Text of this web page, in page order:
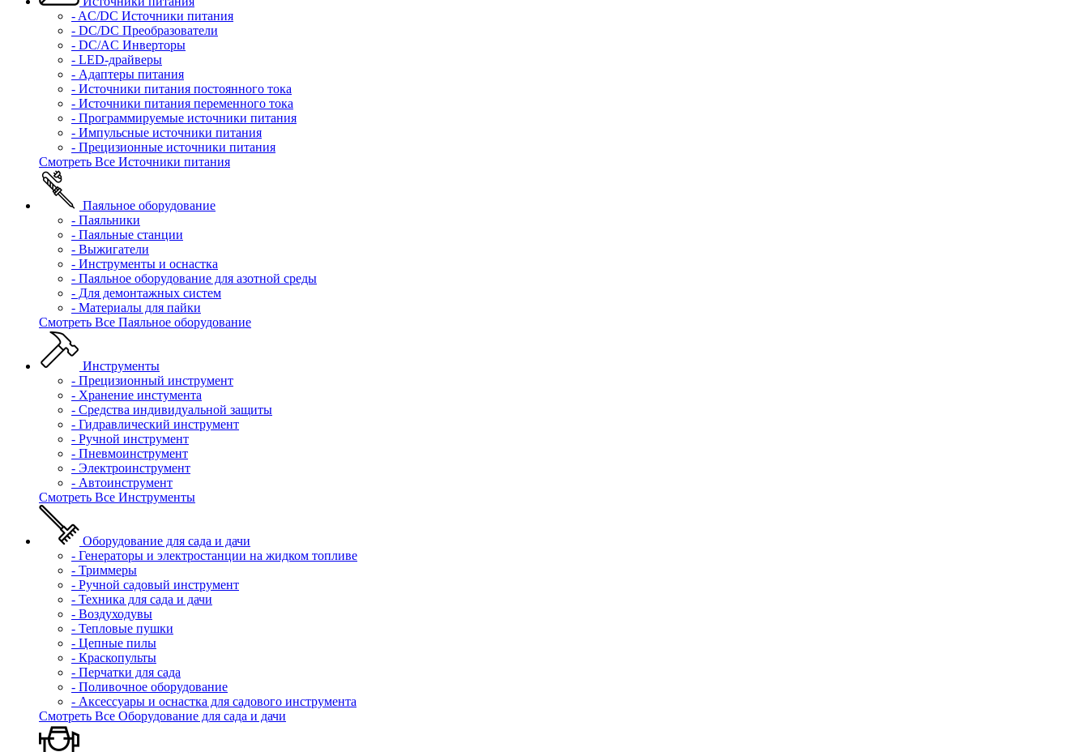
- AC/DC Источники питания
- DC/DC Преобразователи
- DC/AC Инверторы
- LED-драйверы
- Адаптеры питания
- Источники питания постоянного тока
- Источники питания переменного тока
- Программируемые источники питания
- Импульсные источники питания
- Прецизионные источники питания
Смотреть Все Источники питания
Паяльное оборудование
- Паяльники
- Паяльные станции
- Выжигатели
- Инструменты и оснастка
- Паяльное оборудование для азотной среды
- Для демонтажных систем
- Материалы для пайки
Смотреть Все Паяльное оборудование
Инструменты
- Прецизионный инструмент
- Хранение инстумента
- Средства индивидуальной защиты
- Гидравлический инструмент
- Ручной инструмент
- Пневмоинструмент
- Электроинструмент
- Автоинструмент
Смотреть Все Инструменты
Оборудование для сада и дачи
- Генераторы и электростанции на жидком топливе
- Триммеры
- Ручной садовый инструмент
- Техника для сада и дачи
- Воздуходувы
- Тепловые пушки
- Цепные пилы
- Краскопульты
- Перчатки для сада
- Поливочное оборудование
- Аксессуары и оснастка для садового инструмента
Смотреть Все Оборудование для сада и дачи